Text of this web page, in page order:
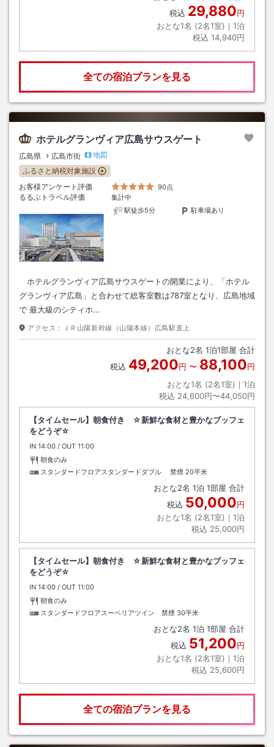
税込 29,880円
おとな1名 (2名1室)｜ 1泊
税込 14,940円
全ての宿泊プランを見る
ホテルグランヴィア広島サウスゲート
広島県 広島市街
地図
ふるさと納税対象施設
お客様アンケート評価
90点
るるぶトラベル評価
集計中
駅徒歩5分
駐車場あり
ホテルグランヴィア広島サウスゲートの開業により、「ホテル
グランヴィア広島」と合わせて総客室数は787室となり、広島地域
で 最大級のシティホ…
アクセス： ＪＲ山陽新幹線（山陽本線）広島駅直上
おとな2名 1泊1部屋 合計
税込 49,200円 〜 88,100円
おとな1名 (2名1室)｜ 1泊
税込 24,600円〜44,050円
【タイムセール】朝食付き ☆新鮮な食材と豊かなブッフェ
をどうぞ☆
IN チェックイン
14:00 / OUT チェックアウト
11:00
朝食のみ
スタンダードフロアスタンダードダブル 禁煙 20平米
おとな2名 1泊 1部屋 合計
税込 50,000円
おとな1名 (2名1室)｜ 1泊
税込 25,000円
【タイムセール】朝食付き ☆新鮮な食材と豊かなブッフェ
をどうぞ☆
IN チェックイン
14:00 / OUT チェックアウト
11:00
朝食のみ
スタンダードフロアスーペリアツイン 禁煙 30平米
おとな2名 1泊 1部屋 合計
税込 51,200円
おとな1名 (2名1室)｜ 1泊
税込 25,600円
全ての宿泊プランを見る